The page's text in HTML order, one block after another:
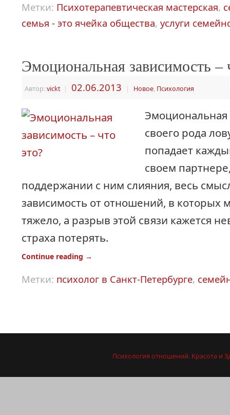
Метки: Психотерапевтическая мастерская,
семья - это ячейка общества, услуги
Эмоциональная зависимость –
Автор:vickt | 02.06.2013 | Новое, Психология
Эмоциональная
своего рода
попадает
своем
поддержании с ним слияния, весь
зависимость от отношений, в которых
тяжело, а разрыв этой связи кажется
страха потерять.
Continue reading →
Метки: психолог в Санкт-Петербурге,
Психология отношений. Красота и